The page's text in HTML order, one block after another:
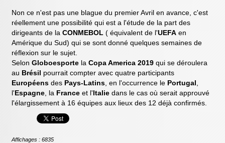
Non ce n'est pas une blague du premier Avril en avance, c'est
réellement une possibilité qui est a l'étude de la part des
dirigeants de laCONMEBOL( équivalent de l'UEFA en
Amérique du Sud) qui se sont donné quelques semaines de
réflexion sur le sujet.
SelonGloboesporte laCopa America 2019qui se déroulera
auBrésilpourrait compter avec quatre participants
Européensdes Pays-Latins , en l'occurrence le Portugal
l'Espagne , la Franceet l' Italie dans le cas où serait approuvé
l'élargissement à 16 équipes aux lieux des 12 déjà confirmés.
Affichages : 6835